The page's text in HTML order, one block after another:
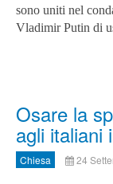
sono uniti nel
Vladimir Putin di
Osare la
agli italiani
Chiesa 24